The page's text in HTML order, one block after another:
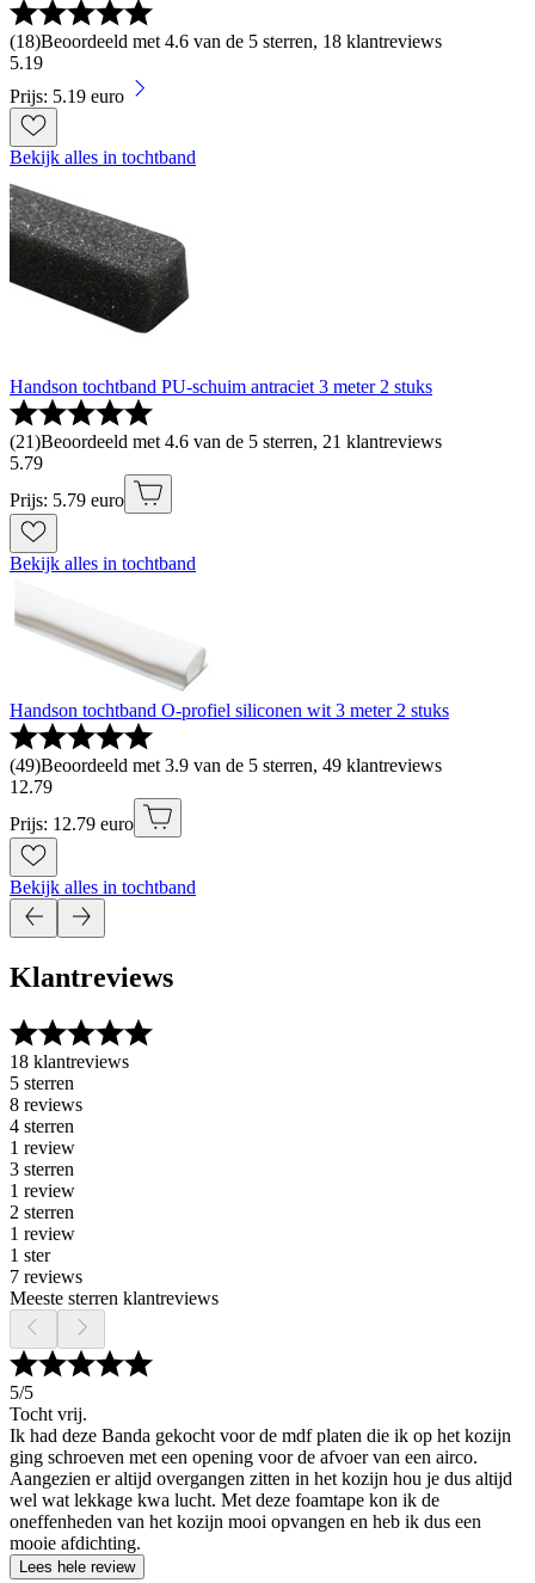
(18)Beoordeeld met 4.6 van de 5 sterren, 18 klantreviews
5.19
Prijs: 5.19 euro
Bekijk alles in tochtband
Handson tochtband PU-schuim antraciet 3 meter 2 stuks
(21)Beoordeeld met 4.6 van de 5 sterren, 21 klantreviews
5.79
Prijs: 5.79 euro
Bekijk alles in tochtband
Handson tochtband O-profiel siliconen wit 3 meter 2 stuks
(49)Beoordeeld met 3.9 van de 5 sterren, 49 klantreviews
12.79
Prijs: 12.79 euro
Bekijk alles in tochtband
Klantreviews
18 klantreviews
5 sterren
8 reviews
4 sterren
1 review
3 sterren
1 review
2 sterren
1 review
1 ster
7 reviews
Meeste sterren klantreviews
5/5
Tocht vrij.
Ik had deze Banda gekocht voor de mdf platen die ik op het kozijn
ging schroeven met een opening voor de afvoer van een airco.
Aangezien er altijd overgangen zitten in het kozijn hou je dus altijd
wel wat lekkage kwa lucht. Met deze foamtape kon ik de
oneffenheden van het kozijn mooi opvangen en heb ik dus een
mooie afdichting.
Lees hele review